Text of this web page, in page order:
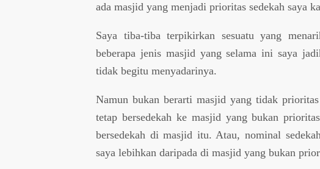
ada masjid yang menjadi prioritas sedekah saya
Saya tiba-tiba terpikirkan sesuatu yang
beberapa jenis masjid yang selama ini saya
tidak begitu menyadarinya.
Namun bukan berarti masjid yang tidak
tetap bersedekah ke masjid yang bukan
bersedekah di masjid itu. Atau, nominal
saya lebihkan daripada di masjid yang bukan